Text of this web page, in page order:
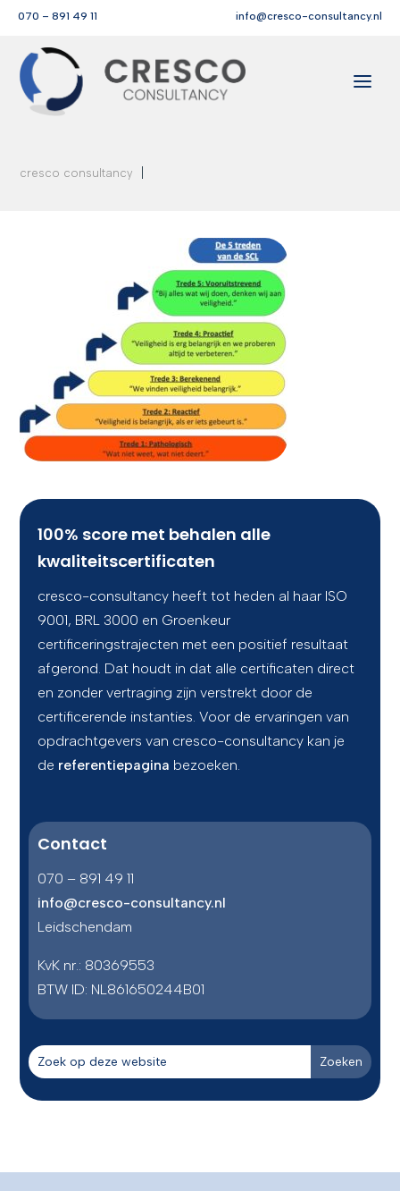
070 – 891 49 11 info@cresco-consultancy.nl
cresco consultancy |
100% score met behalen alle
kwaliteitscertificaten
cresco-consultancy heeft tot heden al haar ISO
9001, BRL 3000 en Groenkeur
certificeringstrajecten met een positief resultaat
afgerond. Dat houdt in dat alle certificaten direct
en zonder vertraging zijn verstrekt door de
certificerende instanties. Voor de ervaringen van
opdrachtgevers van cresco-consultancy kan je
de referentiepagina bezoeken.
Contact
070 – 891 49 11
info@cresco-consultancy.nl
Leidschendam
KvK nr.: 80369553
BTW ID: NL861650244B01